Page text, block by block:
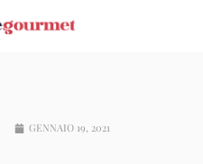
GENNAIO 19, 2021